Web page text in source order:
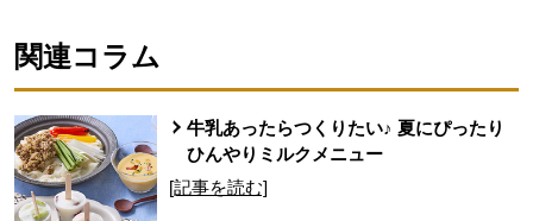
関連コラム
牛乳あったらつくりたい♪ 夏にぴったり
ひんやりミルクメニュー
[記事を読む]